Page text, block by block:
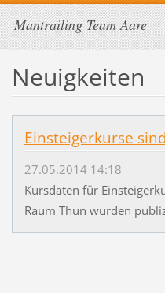
Mantrailing Team Aare
Neuigkeiten
Einsteigerkurse
27.05.2014 14:18
Kursdaten für
Raum Thun wurden